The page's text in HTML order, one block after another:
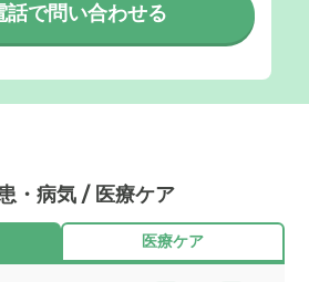
話で問い合わせる
・病気 / 医療ケア
医療ケア